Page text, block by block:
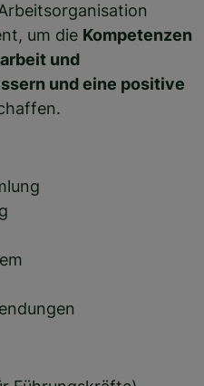
um die Kompetenzen
und
und eine positive